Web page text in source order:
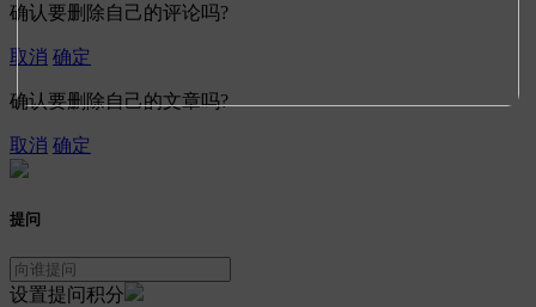
确认要删除自己的评论吗?
取消 确定
确认要删除自己的文章吗?
取消 确定
提问
设置提问积分